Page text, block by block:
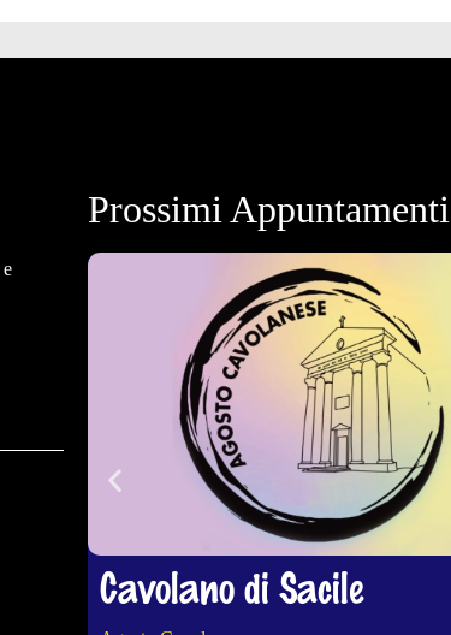
Prossimi Appuntamenti
Cavolano di Sacile